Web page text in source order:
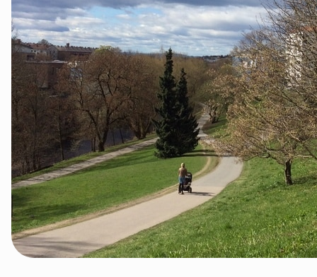
Lørenskog
Nannestad og Gjerdrum
Nes
Nesodden
Nittedal